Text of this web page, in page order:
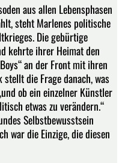
aus allen Lebensphasen
steht Marlenes politische
Die gebürtige
kehrte ihrer Heimat den
an der Front mit ihren
die Frage danach, was
ob ein einzelner Künstler
etwas zu verändern.“
Selbstbewusstsein
war die Einzige, die diesen